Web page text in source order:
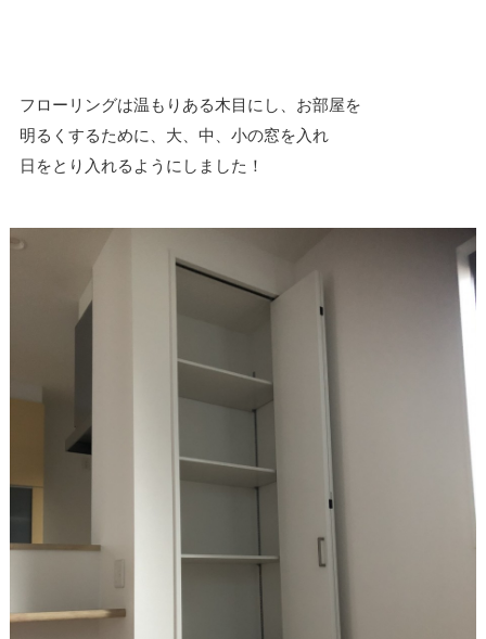
フローリングは温もりある木目にし、お部屋を
明るくするために、大、中、小の窓を入れ
日をとり入れるようにしました！